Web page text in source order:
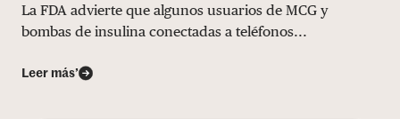
La FDA advierte que algunos usuarios de MCG y
bombas de insulina conectadas a teléfonos...
Leer más’